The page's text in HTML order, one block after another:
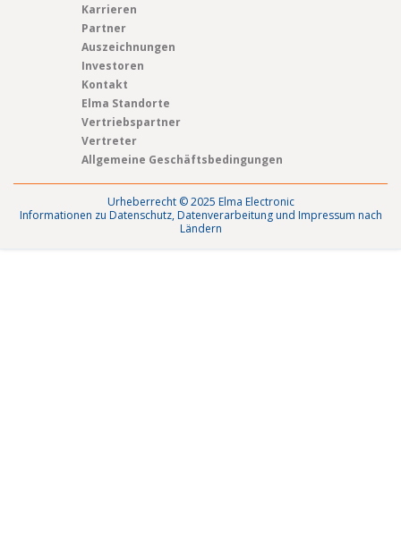
Karrieren
Partner
Auszeichnungen
Investoren
Kontakt
Elma Standorte
Vertriebspartner
Vertreter
Allgemeine Geschäftsbedingungen
Urheberrecht © 2025 Elma Electronic
Informationen zu Datenschutz, Datenverarbeitung und Impressum nach
Ländern